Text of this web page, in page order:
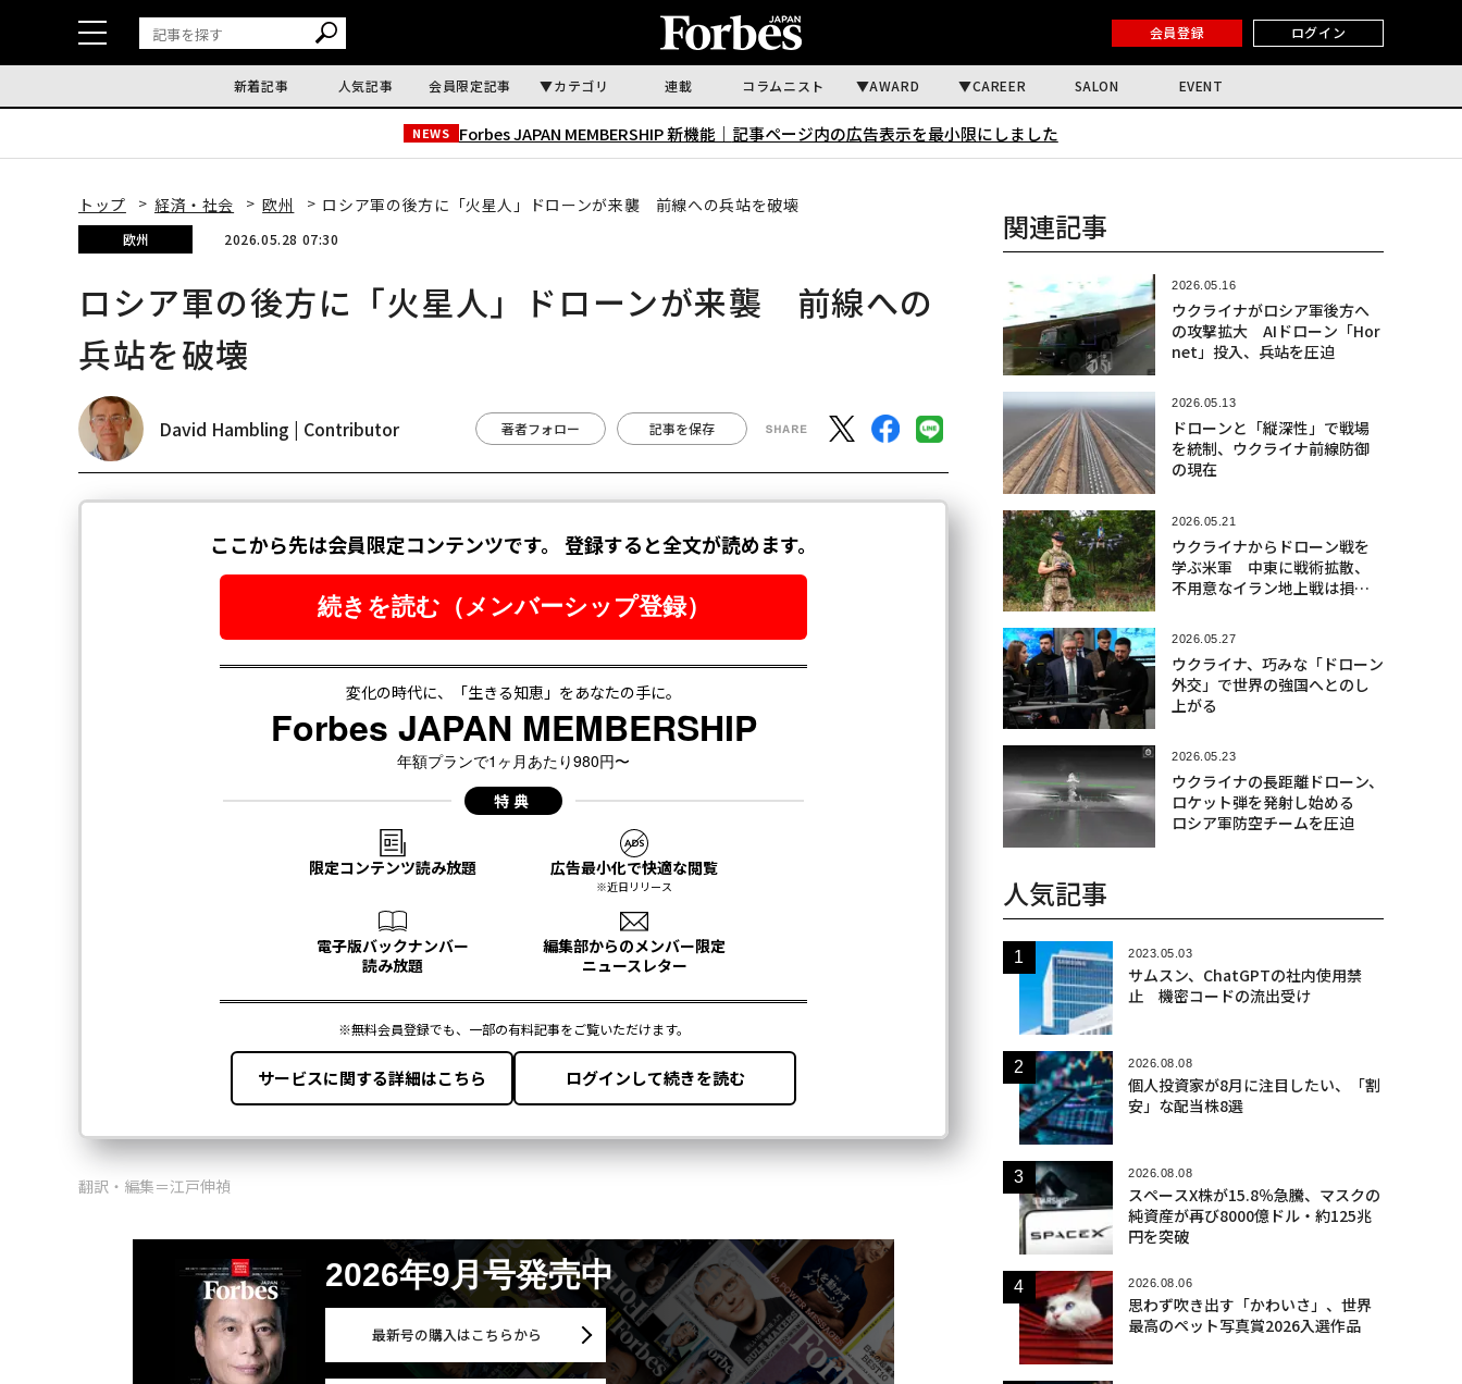
会員登録 ログイン
新着記事 人気記事 会員限定記事 カテゴリ 連載 コラムニスト AWARD CAREER SALON EVENT
NEWS Forbes JAPAN MEMBERSHIP 新機能｜ 記事ページ内の広告表示を最小限にしました
トップ 経済・社会 欧州 ロシア軍の後方に「火星人」ドローンが来襲 前線への兵站を破壊
欧州 2026.05.28 07:30
ロシア軍の後方に「火星人」ドローンが来襲 前線への
兵站を破壊
David Hambling | Contributor 著者フォロー 記事を保存
翻訳・編集＝江戸伸禎
2026年9月号発売中
最新号の購入はこちらから
関連記事
2026.05.16
ウクライナがロシア軍後方へ
の攻撃拡大 AIドローン「Hor
net」投入、兵站を圧迫
2026.05.13
ドローンと「縦深性」で戦場
を統制、ウクライナ前線防御
の現在
2026.05.21
ウクライナからドローン戦を
学ぶ米軍 中東に戦術拡散、
不用意なイラン地上戦は損害
2026.05.27
ウクライナ、巧みな「ドローン
外交」で世界の強国へとのし
上がる
2026.05.23
ウクライナの長距離ドローン、
ロケット弾を発射し始める
ロシア軍防空チームを圧迫
人気記事
2023.05.03
サムスン、ChatGPTの社内使用禁
止 機密コードの流出受け
2026.08.08
個人投資家が8月に注目したい、「割
安」な配当株8選
2026.08.08
スペースX株が15.8％急騰、マスクの
純資産が再び8000億ドル・約125兆
円を突破
2026.08.06
思わず吹き出す「かわいさ」、世界
最高のペット写真賞2026入選作品